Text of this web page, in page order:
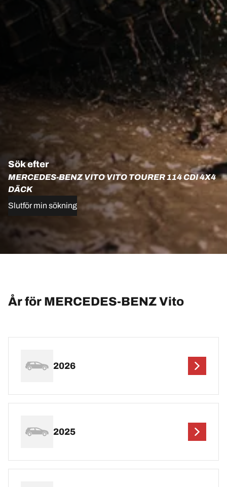
Sök efter
MERCEDES-BENZ VITO VITO TOURER 114 CDI 4X4
DÄCK
Slutför min sökning
År för MERCEDES-BENZ Vito
2026
2025